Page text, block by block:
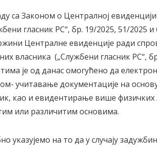
са Законом о Централној
гласник РС“, бр. 19/2025, 51/2025
Централне евиденције ради
власника („Службени гласник РС“,
је од данас омогућено да
учитавање документације на
као и евидентирање више физичких
или различитим основима.
указујемо на то да у случају